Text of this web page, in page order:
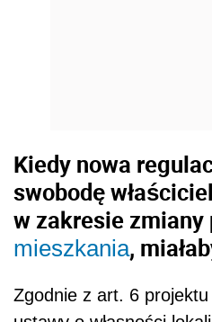
Kiedy nowa
swobodę
w zakresie zmiany
mieszkania,
Zgodnie z art. 6